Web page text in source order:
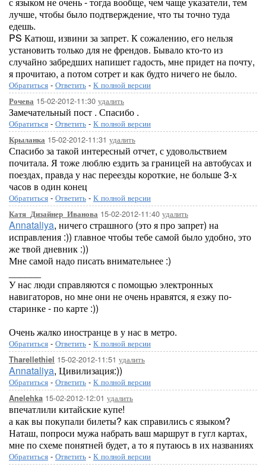
лучше, чтобы было подтверждение, что ты точно туда
едешь.
PS Катюш, извини за запрет. К сожалению, его нельзя
установить только для не френдов. Бывало кто-то из
случайно забредших напишет гадость, мне придет на почту,
я прочитаю, а потом сотрет и как будто ничего не было.
Обратиться - Ответить - К полной версии
Рочева 15-02-2012-11:30 удалить
Замечательный пост . Спасибо .
Обратиться - Ответить - К полной версии
Крыланка 15-02-2012-11:31 удалить
Спасибо за такой интересный отчет, с удовольствием
почитала. Я тоже люблю ездить за границей на автобусах и
поездах, правда у нас переезды короткие, не больше 3-х
часов в один конец
Обратиться - Ответить - К полной версии
Катя_Дизайнер_Иванова 15-02-2012-11:40 удалить
Annataliya, ничего страшного (это я про запрет) на
исправления :)) главное чтобы тебе самой было удобно, это
же твой дневник :))
Мне самой надо писать внимательнее :)
У нас люди справляются с помощью электронных
навигаторов, но мне они не очень нравятся, я езжу по-
старинке - по карте :))
Очень жалко иностранце в у нас в метро.
Обратиться - Ответить - К полной версии
Tharellethiel 15-02-2012-11:51 удалить
Annataliya, Цивилизация:))
Обратиться - Ответить - К полной версии
Anelehka 15-02-2012-12:01 удалить
впечатлили китайские купе!
а как вы покупали билеты? как справились с языком?
Наташ, попроси мужа набрать ваш маршрут в гугл картах,
мне по схеме понятней будет, а то я путаюсь в их названиях
Обратиться - Ответить - К полной версии